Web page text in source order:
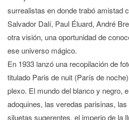
surrealistas en donde trabó amistad
Salvador Dalí, Paul Éluard, André
otra visión, una oportunidad de
ese universo mágico.
En 1933 lanzó una recopilación de
titulado Paris de nuit (París de
plexo. El mundo del blanco y negro,
adoquines, las veredas parisinas,
siluetas sugerentes, el imperio de la